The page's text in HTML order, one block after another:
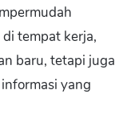
tempat kerja,
baru, tetapi juga
yang